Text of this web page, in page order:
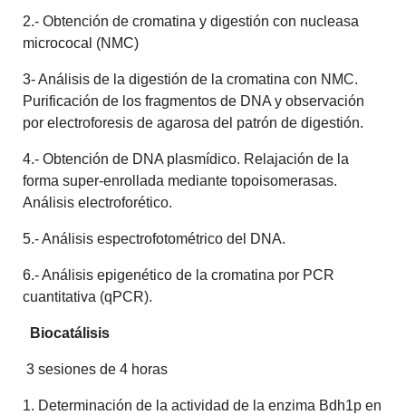
2.- Obtención de cromatina y digestión con nucleasa
micrococal (NMC)
3- Análisis de la digestión de la cromatina con NMC.
Purificación de los fragmentos de DNA y observación
por electroforesis de agarosa del patrón de digestión.
4.- Obtención de DNA plasmídico. Relajación de la
forma super-enrollada mediante topoisomerasas.
Análisis electroforético.
5.- Análisis espectrofotométrico del DNA.
6.- Análisis epigenético de la cromatina por PCR
cuantitativa (qPCR).
Biocatálisis
3 sesiones de 4 horas
1. Determinación de la actividad de la enzima Bdh1p en